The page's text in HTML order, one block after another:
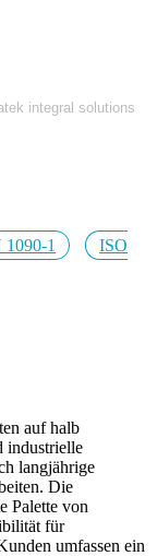
integral solutions
1090-1
ISO
auf halb
industrielle
langjährige
Die
Palette von
für
umfassen ein